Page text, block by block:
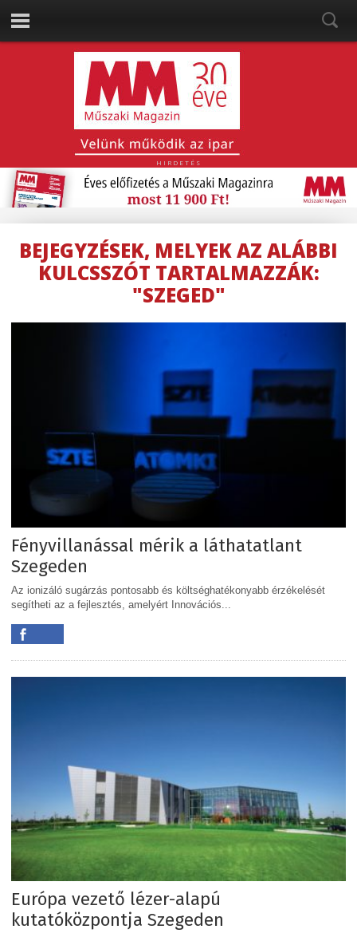
HIRDETÉS
BEJEGYZÉSEK, MELYEK AZ ALÁBBI
KULCSSZÓT TARTALMAZZÁK:
"SZEGED"
Fényvillanással mérik a láthatatlant
Szegeden
Az ionizáló sugárzás pontosabb és költséghatékonyabb érzékelését
segítheti az a fejlesztés, amelyért Innovációs...
Európa vezető lézer-alapú
kutatóközpontja Szegeden